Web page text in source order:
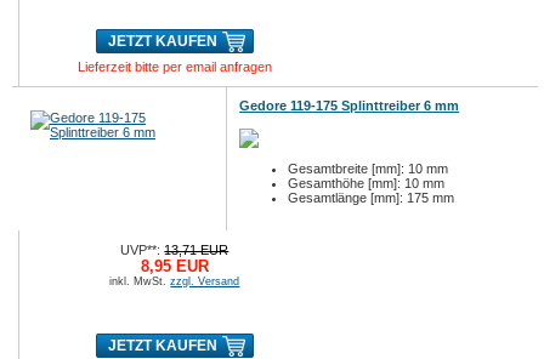
JETZT KAUFEN
Lieferzeit bitte per email anfragen
Gedore 119-175 Splinttreiber 6 mm
Gesamtbreite [mm]: 10 mm
Gesamthöhe [mm]: 10 mm
Gesamtlänge [mm]: 175 mm
UVP**:13,71 EUR
8,95 EUR
inkl. MwSt.zzgl. Versand
JETZT KAUFEN